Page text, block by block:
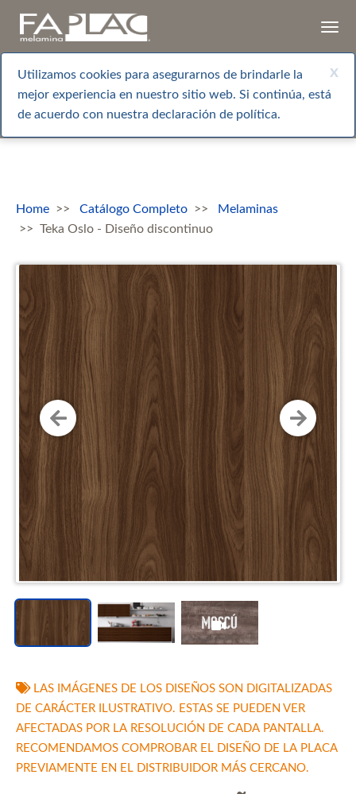
x
Utilizamos cookies para asegurarnos de brindarle la
mejor experiencia en nuestro sitio web. Si continúa, está
de acuerdo con nuestra declaración de política.
Home Catálogo Completo
Melaminas
Teka Oslo - Diseño discontinuo
LAS IMÁGENES DE LOS DISEÑOS SON DIGITALIZADAS
DE CARÁCTER ILUSTRATIVO. ESTAS SE PUEDEN VER
AFECTADAS POR LA RESOLUCIÓN DE CADA PANTALLA.
RECOMENDAMOS COMPROBAR EL DISEÑO DE LA PLACA
PREVIAMENTE EN EL DISTRIBUIDOR MÁS CERCANO.